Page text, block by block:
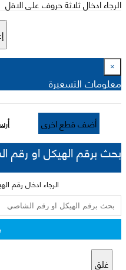
الرجاء ادخال ثلاثة حروف على الاقل
×
معلومات التسعيرة
أضف قطع اخرى
بحث برقم الهيكل او رقم
الرجاء ادخال رقم
غلق